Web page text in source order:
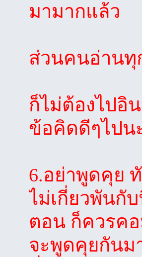
มามากแล้ว
ส่วนคนอ่านทุ
ก็ไม่ต้องไปอิ
ข้อคิดดีๆไปน
6.อย่าพูดคุย
ไม่เกี่ยวพันกั
ตอน ก็ควรค
จะพูดคุยกันม